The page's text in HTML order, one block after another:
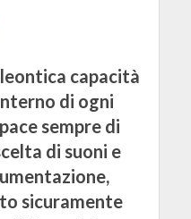
capacità
di ogni
sempre di
di suoni e
sicuramente